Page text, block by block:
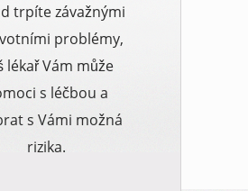
trpíte závažnými
problémy,
lékař Vám může
s léčbou a
s Vámi možná
rizika.